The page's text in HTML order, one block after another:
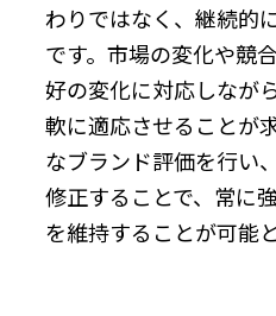
わりではなく、継続的
です。市場の変化や競
好の変化に対応しなが
軟に適応させることが
なブランド評価を行い
修正することで、常に
を維持することが可能